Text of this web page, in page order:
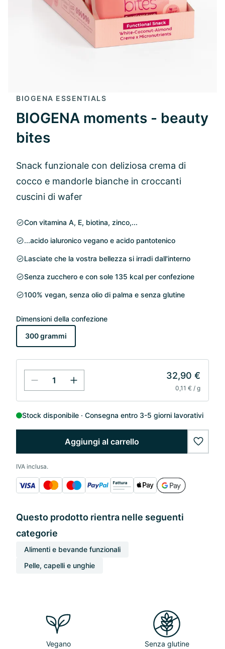
BIOGENA ESSENTIALS
BIOGENA moments - beauty
bites
Snack funzionale con deliziosa crema di
cocco e mandorle bianche in croccanti
cuscini di wafer
Con vitamina A, E, biotina, zinco,...
...acido ialuronico vegano e acido pantotenico
Lasciate che la vostra bellezza si irradi dall'interno
Senza zucchero e con sole 135 kcal per confezione
100% vegan, senza olio di palma e senza glutine
Dimensioni della confezione
300 grammi
32,90 €
0,11 € / g
Stock disponibile Consegna entro 3-5 giorni lavorativi
Aggiungi al carrello
IVA inclusa.
Questo prodotto rientra nelle seguenti
categorie
Alimenti e bevande funzionali
Pelle, capelli e unghie
Vegano Senza glutine